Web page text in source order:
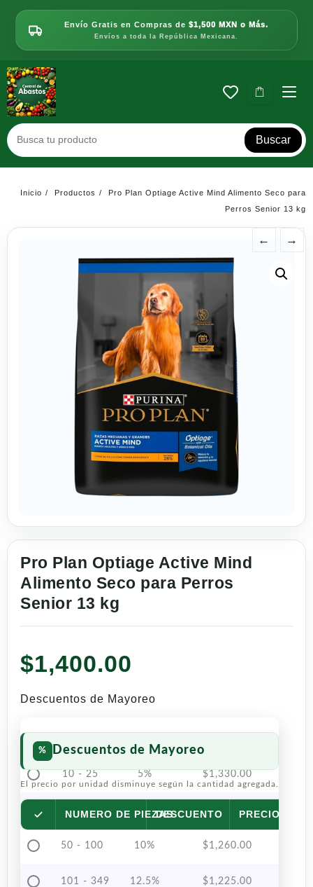
contenido
Envío Gratis en Compras de $1,500 MXN o Más.
Envíos a toda la República Mexicana.
Buscar
Inicio Productos
Pro Plan Optiage Active Mind Alimento Seco para
Perros Senior 13 kg
← →
Pro Plan Optiage Active Mind
Alimento Seco para Perros
Senior 13 kg
$1,400.00
Descuentos de Mayoreo
Descuentos de Mayoreo
El precio por unidad disminuye según la cantidad agregada.
NUMERO DE PIEZASDESCUENTO PRECIO POR
10 - 25 5% $1,330.00
26 - 49 7.5% $1,295.00
50 - 100 10% $1,260.00
101 - 349 12.5% $1,225.00